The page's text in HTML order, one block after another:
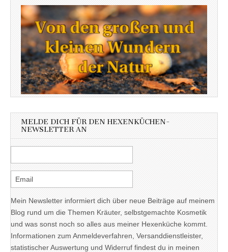
MELDE DICH FÜR DEN HEXENKÜCHEN-
NEWSLETTER AN
Mein Newsletter informiert dich über neue Beiträge auf meinem
Blog rund um die Themen Kräuter, selbstgemachte Kosmetik
und was sonst noch so alles aus meiner Hexenküche kommt.
Informationen zum Anmeldeverfahren, Versanddienstleister,
statistischer Auswertung und Widerruf findest du in meinen